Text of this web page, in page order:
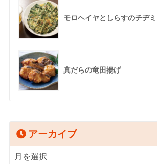
モロヘイヤとしらすのチヂミ
真だらの竜田揚げ
アーカイブ